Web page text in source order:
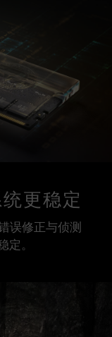
统更稳定
误修正与侦测
定。